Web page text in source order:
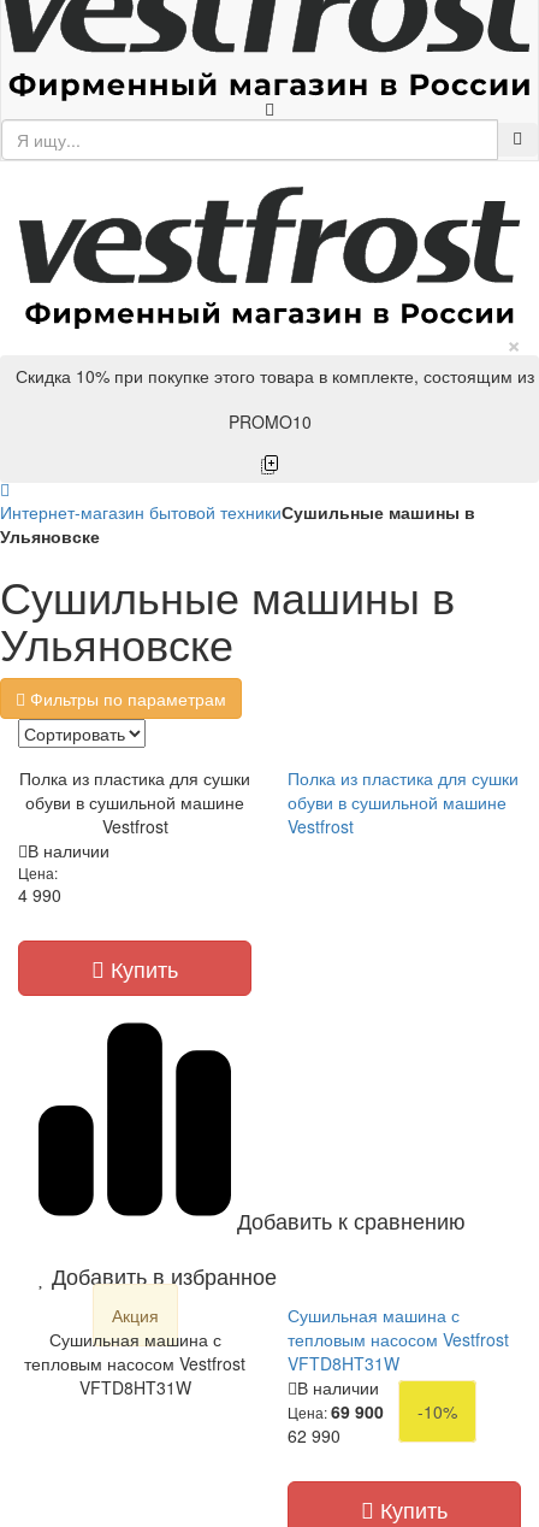
×
Скидка 10% при покупке этого товара в комплекте, состоящим
PROMO10
Интернет-магазин бытовой техникиСушильные машины в
Ульяновске
Сушильные машины в
Ульяновске
Фильтры по параметрам
Полка из пластика для сушки
обуви в сушильной машине
Vestfrost
Полка из пластика для сушки
обуви в сушильной машине
Vestfrost
В наличии
Цена:
4 990
Купить
Добавить к сравнению
Добавить в избранное
Акция
Сушильная машина с
тепловым насосом Vestfrost
VFTD8HT31W
Сушильная машина с
тепловым насосом Vestfrost
VFTD8HT31W
В наличии
Цена:69 900
-10%
62 990
Купить